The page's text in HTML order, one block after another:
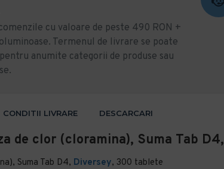
cu valoare de peste 490 RON +
Termenul de livrare se poate
anumite categorii de produse sau
CONDITII LIVRARE DESCARCARI
de clor (cloramina), Suma Tab D4,
Suma Tab D4, Diversey, 300 tablete